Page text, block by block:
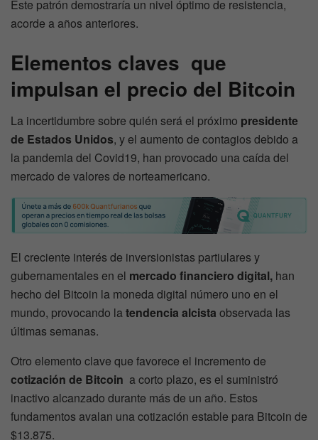
Este patrón demostraría un nivel óptimo de resistencia,
acorde a años anteriores.
Elementos claves que
impulsan el precio del Bitcoin
La incertidumbre sobre quién será el próximo presidente
de Estados Unidos, y el aumento de contagios debido a
la pandemia del Covid19, han provocado una caída del
mercado de valores de norteamericano.
El creciente interés de inversionistas partiulares y
gubernamentales en el mercado financiero digital, han
hecho del Bitcoin la moneda digital número uno en el
mundo, provocando latendencia alcista observada las
últimas semanas.
Otro elemento clave que favorece el incremento de
cotización de Bitcoin a corto plazo, es el suministró
inactivo alcanzado durante más de un año. Estos
fundamentos avalan una cotización estable para Bitcoin de
$13.875.